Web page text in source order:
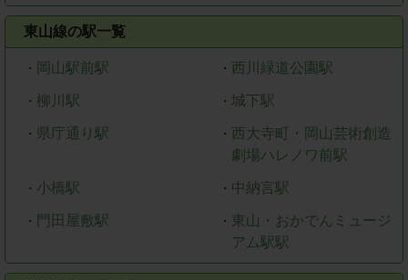
東山線の駅一覧
・ 岡山駅前駅 ・ 西川緑道公園駅
・ 柳川駅 ・ 城下駅
・ 県庁通り駅 ・ 西大寺町・岡山芸術創造
劇場ハレノワ前駅
・ 小橋駅 ・ 中納言駅
・ 門田屋敷駅 ・ 東山・おかでんミュージ
アム駅駅